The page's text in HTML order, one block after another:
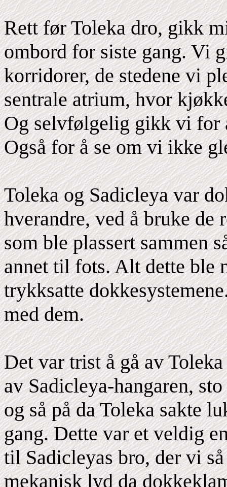
Rett før Toleka dro, gikk
ombord for siste gang. Vi
korridorer, de stedene vi
sentrale atrium, hvor
Og selvfølgelig gikk vi for
Også for å se om vi ikke
Toleka og Sadicleya var
hverandre, ved å bruke de
som ble plassert sammen
annet til fots. Alt dette ble
trykksatte
med dem.
Det var trist å gå av
av Sadicleya-hangaren,
og så på da Toleka sakte
gang. Dette var et veldig
til Sadicleyas bro, der vi
mekanisk lyd da